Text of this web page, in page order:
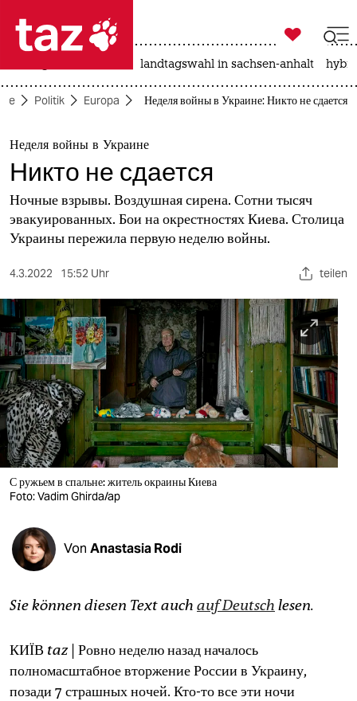
 taz zahl ich
taz zahl ich
themen
politik
öko
gesellschaft
sport
berlin
nord
wahrheit
verlag
verlag
veranstaltungen
shop
abo
genossenschaft

taz zahl ich
landtagswahl in sachsen-anhalt
Politik Europa Неделя войны в Украине: Никто не сдается
Неделя войны в Украине
Никто не сдается
Ночные взрывы. Воздушная сирена. Сотни тысяч
эвакуированных. Бои на окрестностях Киева. Столица
Украины пережила первую неделю войны.
4.3.2022 15:52 Uhr teilen
С ружьем в спальне: житель окраины Киева
Foto: Vadim Ghirda/ap
Von Anastasia Rodi
Sie können diesen Text auch auf Deutsch lesen.
КИЇВ taz| Ровно неделю назад началось
полномасштабное вторжение России в Украину,
позади 7 страшных ночей. Кто-то все эти ночи